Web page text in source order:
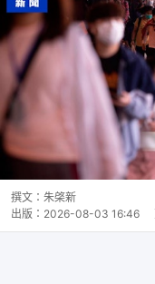
撰文： 朱棨新
出版： 2026-08-03 16:46